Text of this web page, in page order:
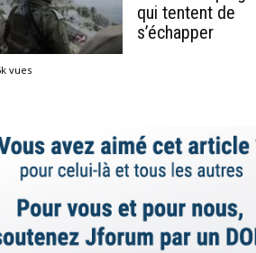
qui tentent de
s’échapper
vues